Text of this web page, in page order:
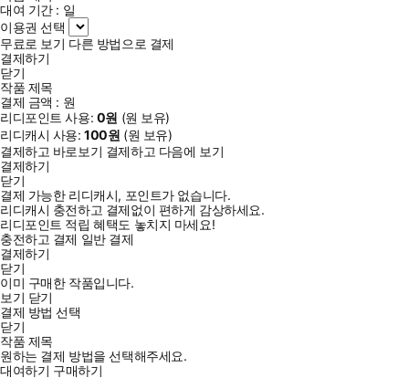
대여 기간 : 일
이용권 선택
무료로 보기 다른 방법으로 결제
결제하기
닫기
작품 제목
결제 금액 : 원
리디포인트 사용: 0원 (원 보유)
리디캐시 사용:100원 (원 보유)
결제하고 바로보기 결제하고 다음에 보기
결제하기
닫기
결제 가능한 리디캐시, 포인트가 없습니다.
리디캐시 충전하고 결제없이 편하게 감상하세요.
리디포인트 적립 혜택도 놓치지 마세요!
충전하고 결제 일반 결제
결제하기
닫기
이미 구매한 작품입니다.
보기 닫기
결제 방법 선택
닫기
작품 제목
원하는 결제 방법을 선택해주세요.
대여하기 구매하기